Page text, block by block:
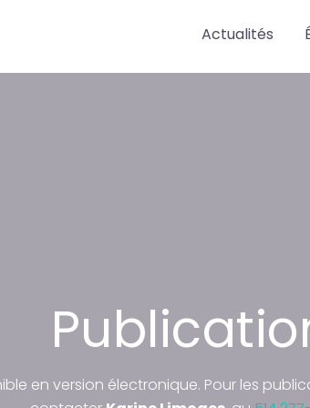
Actualités
en version électronique. Pour les